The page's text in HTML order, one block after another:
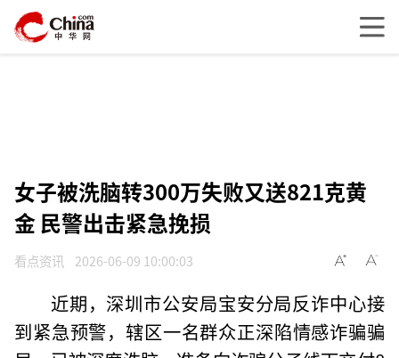
女子被洗脑转300万失败又送821克黄
金 民警出击紧急挽损
看点资讯 2026-06-09 10:00:03
近期，深圳市公安局宝安分局反诈中心接
到紧急预警，辖区一名群众正深陷情感诈骗骗